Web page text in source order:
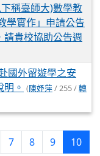
稱臺師大)數學教
學實作」申請公告
請貴校協助公告週
國外留遊學之安
。 (陳妤萍/ 255 /轉
7 8 9 10(目